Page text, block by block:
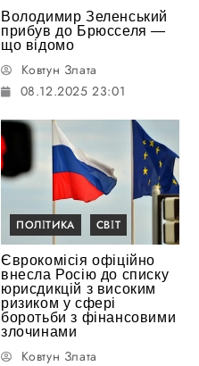
Володимир Зеленський
прибув до Брюсселя —
що відомо
Ковтун Злата
08.12.2025 23:01
ПОЛІТИКА СВІТ
Єврокомісія офіційно
внесла Росію до списку
юрисдикцій з високим
ризиком у сфері
боротьби з фінансовими
злочинами
Ковтун Злата